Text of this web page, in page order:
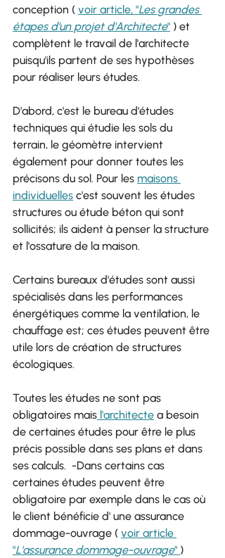
conception ( voir article, "Les grandes
étapes d'un projet d'Architecte" ) et
complètent le travail de l'architecte
puisqu'ils partent de ses hypothèses
pour réaliser leurs études.
D'abord, c'est le bureau d'études
techniques qui étudie les sols du
terrain, le géomètre intervient
également pour donner toutes les
précisons du sol. Pour les maisons
individuelles c'est souvent les études
structures ou étude béton qui sont
sollicités; ils aident à penser la structure
et l'ossature de la maison.
Certains bureaux d'études sont aussi
spécialisés dans les performances
énergétiques comme la ventilation, le
chauffage est; ces études peuvent être
utile lors de création de structures
écologiques.
Toutes les études ne sont pas
obligatoires mais l'architecte a besoin
de certaines études pour être le plus
précis possible dans ses plans et dans
ses calculs.  -Dans certains cas
certaines études peuvent être
obligatoire par exemple dans le cas où
le client bénéficie d' une assurance
dommage-ouvrage ( voir article
"L'assurance dommage-ouvrage" )